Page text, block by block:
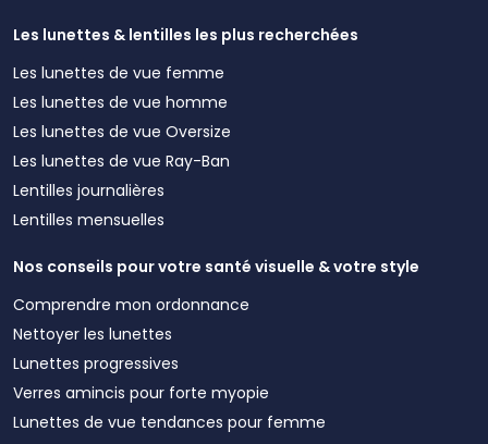
Les lunettes & lentilles les plus recherchées
Les lunettes de vue femme
Les lunettes de vue homme
Les lunettes de vue Oversize
Les lunettes de vue Ray-Ban
Lentilles journalières
Lentilles mensuelles
Nos conseils pour votre santé visuelle & votre style
Comprendre mon ordonnance
Nettoyer les lunettes
Lunettes progressives
Verres amincis pour forte myopie
Lunettes de vue tendances pour femme